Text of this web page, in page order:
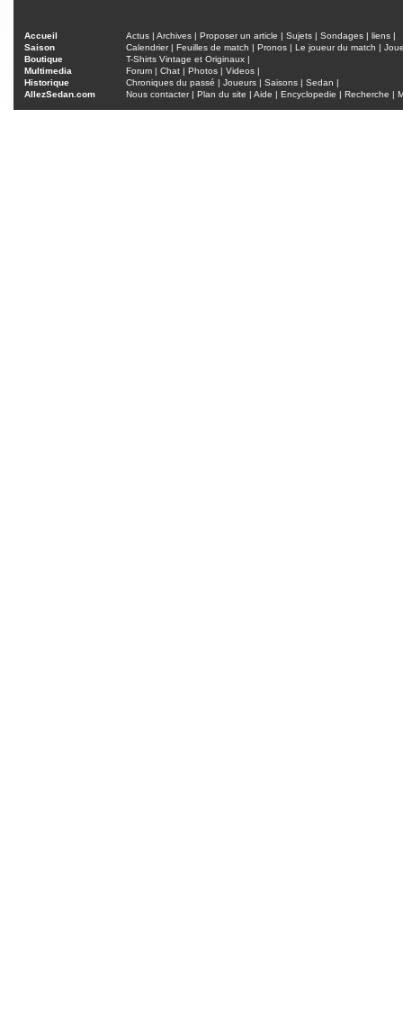
Accueil Actus | Archives | Proposer un article | Sujets | Sondages | liens |
Saison
Calendrier| Feuilles de match | Pronos | Le joueur du match |
Boutique
T-Shirts Vintage et Originaux |
Multimedia
Forum | Chat | Photos | Videos |
Historique
Chroniques du passé | Joueurs | Saisons | Sedan |
AllezSedan.com
Nous contacter| Plan du site | Aide | Encyclopedie | Recherche |